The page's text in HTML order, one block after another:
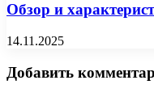
Обзор и
14.11.2025
Добавить